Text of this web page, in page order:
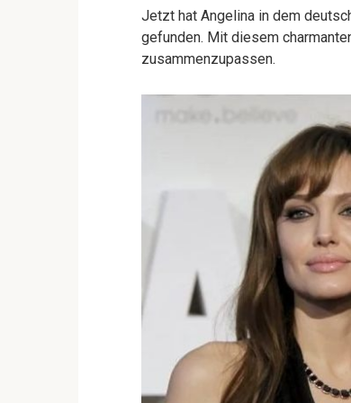
Jetzt hat Angelina in dem
gefunden. Mit diesem
zusammenzupassen.